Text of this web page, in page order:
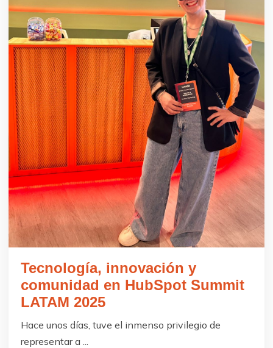
Tecnología, innovación y
comunidad en HubSpot Summit
LATAM 2025
Hace unos días, tuve el inmenso privilegio de
representar a ...